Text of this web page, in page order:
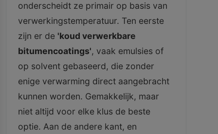
onderscheidt ze primair op basis van
verwerkingstemperatuur. Ten eerste
zijn er de 'koud verwerkbare
bitumencoatings', vaak emulsies of
op solvent gebaseerd, die zonder
enige verwarming direct aangebracht
kunnen worden. Gemakkelijk, maar
niet altijd voor elke klus de beste
optie. Aan de andere kant, en